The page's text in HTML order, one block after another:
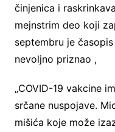
činjenica i
mejnstrim deo koji
septembru je
nevoljno priznao ,
„COVID-19 vakcine
srčane nuspojave.
mišića koje može